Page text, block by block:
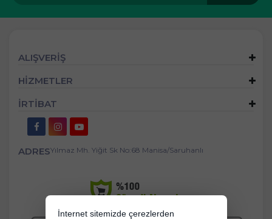
ALIŞVERİŞ
HİZMETLER
İRTİBAT
ADRESYılmaz Mh. Yiğit Sk No:68 Manisa/Saruhanlı
İnternet sitemizde çerezlerden